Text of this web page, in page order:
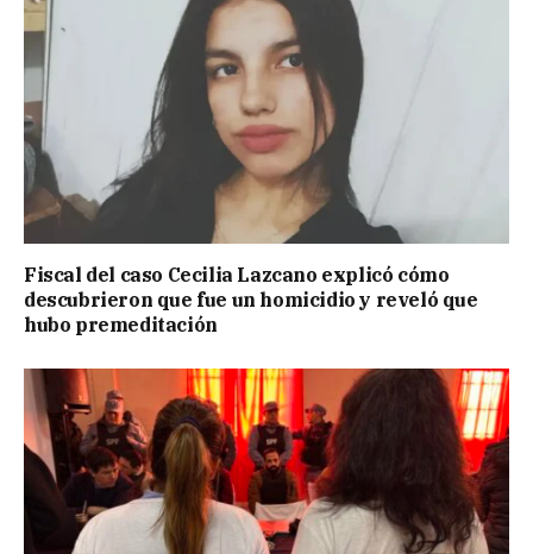
Fiscal del caso Cecilia Lazcano explicó cómo
descubrieron que fue un homicidio y reveló que
hubo premeditación